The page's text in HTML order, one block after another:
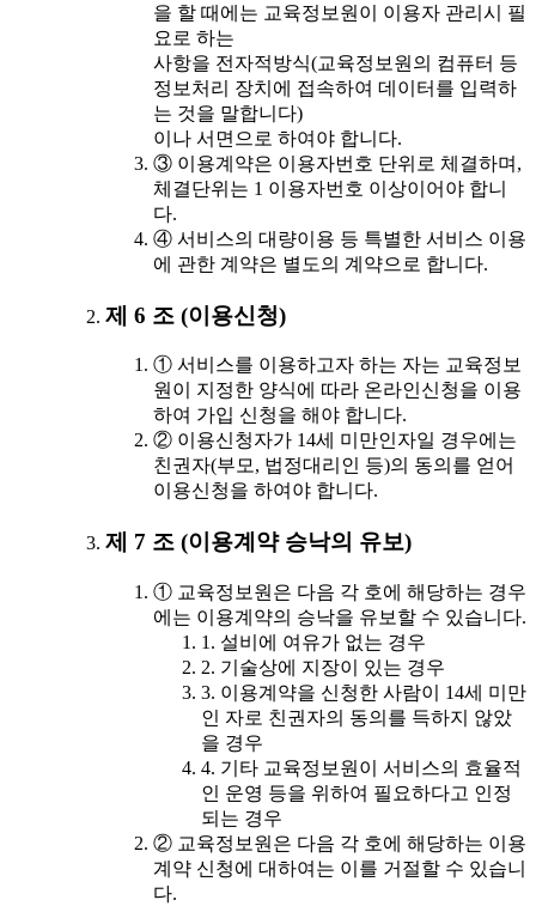
을 할 때에는 교육정보원이 이용자 관리시 필
요로 하는
사항을 전자적방식(교육정보원의 컴퓨터 등
정보처리 장치에 접속하여 데이터를 입력하
는 것을 말합니다)
이나 서면으로 하여야 합니다.
③ 이용계약은 이용자번호 단위로 체결하며,
체결단위는 1 이용자번호 이상이어야 합니
다.
④ 서비스의 대량이용 등 특별한 서비스 이용
에 관한 계약은 별도의 계약으로 합니다.
제 6 조 (이용신청)
① 서비스를 이용하고자 하는 자는 교육정보
원이 지정한 양식에 따라 온라인신청을 이용
하여 가입 신청을 해야 합니다.
② 이용신청자가 14세 미만인자일 경우에는
친권자(부모, 법정대리인 등)의 동의를 얻어
이용신청을 하여야 합니다.
제 7 조 (이용계약 승낙의 유보)
① 교육정보원은 다음 각 호에 해당하는 경우
에는 이용계약의 승낙을 유보할 수 있습니다.
1. 설비에 여유가 없는 경우
2. 기술상에 지장이 있는 경우
3. 이용계약을 신청한 사람이 14세 미만
인 자로 친권자의 동의를 득하지 않았
을 경우
4. 기타 교육정보원이 서비스의 효율적
인 운영 등을 위하여 필요하다고 인정
되는 경우
② 교육정보원은 다음 각 호에 해당하는 이용
계약 신청에 대하여는 이를 거절할 수 있습니
다.